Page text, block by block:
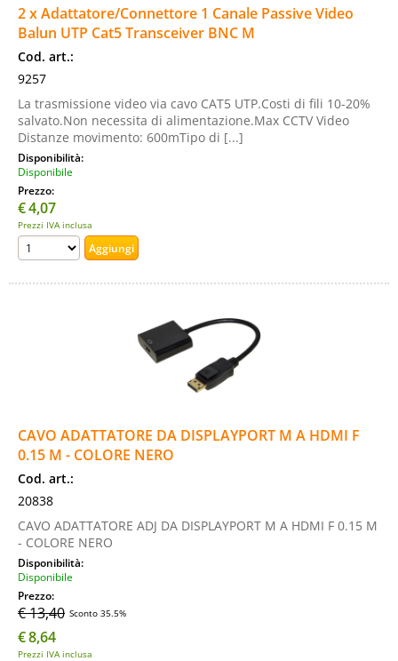
2 x Adattatore/Connettore 1 Canale Passive Video
Balun UTP Cat5 Transceiver BNC M
Cod. art.:
9257
La trasmissione video via cavo CAT5 UTP.Costi di fili 10-20%
salvato.Non necessita di alimentazione.Max CCTV Video
Distanze movimento: 600mTipo di [...]
Disponibilità:
Disponibile
Prezzo:
€4,07
Prezzi IVA inclusa
CAVO ADATTATORE DA DISPLAYPORT M A HDMI F
0.15 M - COLORE NERO
Cod. art.:
20838
CAVO ADATTATORE ADJ DA DISPLAYPORT M A HDMI F 0.15 M
- COLORE NERO
Disponibilità:
Disponibile
Prezzo:
€ 13,40 Sconto 35.5%
€8,64
Prezzi IVA inclusa